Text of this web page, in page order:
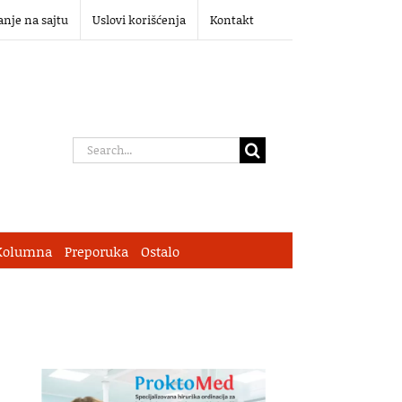
na sajtu Uslovi korišćenja Kontakt
Search
Preporuka Ostalo